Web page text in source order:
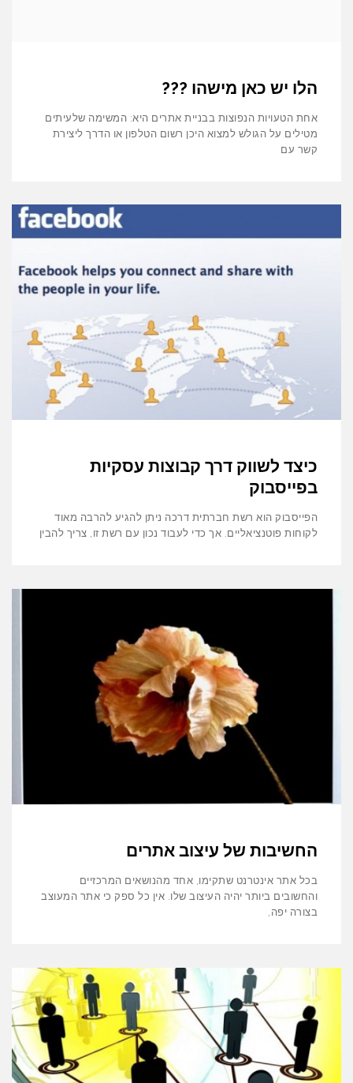
הלו יש כאן מישהו ???
אחת הטעויות הנפוצות בבניית אתרים היא: המשימה שלעיתים
מטילים על הגולש למצוא היכן רשום הטלפון או הדרך ליצירת
קשר עם
כיצד לשווק דרך קבוצות עסקיות
בפייסבוק
הפייסבוק הוא רשת חברתית דרכה ניתן להגיע להרבה מאוד
לקוחות פוטנציאליים. אך כדי לעבוד נכון עם רשת זו, צריך להבין
החשיבות של עיצוב אתרים
בכל אתר אינטרנט שתקימו, אחד מהנושאים המרכזיים
והחשובים ביותר יהיה העיצוב שלו. אין כל ספק כי אתר המעוצב
בצורה יפה,